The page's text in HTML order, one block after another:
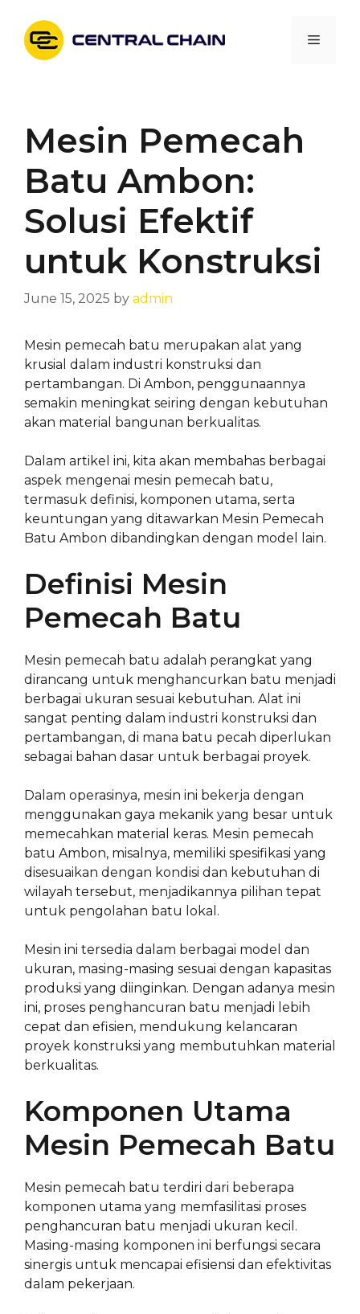
content
Menu
Mesin Pemecah
Batu Ambon:
Solusi Efektif
untuk Konstruksi
June 15, 2025 by admin
Mesin pemecah batu merupakan alat yang
krusial dalam industri konstruksi dan
pertambangan. Di Ambon, penggunaannya
semakin meningkat seiring dengan kebutuhan
akan material bangunan berkualitas.
Dalam artikel ini, kita akan membahas berbagai
aspek mengenai mesin pemecah batu,
termasuk definisi, komponen utama, serta
keuntungan yang ditawarkan Mesin Pemecah
Batu Ambon dibandingkan dengan model lain.
Definisi Mesin
Pemecah Batu
Mesin pemecah batu adalah perangkat yang
dirancang untuk menghancurkan batu menjadi
berbagai ukuran sesuai kebutuhan. Alat ini
sangat penting dalam industri konstruksi dan
pertambangan, di mana batu pecah diperlukan
sebagai bahan dasar untuk berbagai proyek.
Dalam operasinya, mesin ini bekerja dengan
menggunakan gaya mekanik yang besar untuk
memecahkan material keras. Mesin pemecah
batu Ambon, misalnya, memiliki spesifikasi yang
disesuaikan dengan kondisi dan kebutuhan di
wilayah tersebut, menjadikannya pilihan tepat
untuk pengolahan batu lokal.
Mesin ini tersedia dalam berbagai model dan
ukuran, masing-masing sesuai dengan kapasitas
produksi yang diinginkan. Dengan adanya mesin
ini, proses penghancuran batu menjadi lebih
cepat dan efisien, mendukung kelancaran
proyek konstruksi yang membutuhkan material
berkualitas.
Komponen Utama
Mesin Pemecah Batu
Mesin pemecah batu terdiri dari beberapa
komponen utama yang memfasilitasi proses
penghancuran batu menjadi ukuran kecil.
Masing-masing komponen ini berfungsi secara
sinergis untuk mencapai efisiensi dan efektivitas
dalam pekerjaan.